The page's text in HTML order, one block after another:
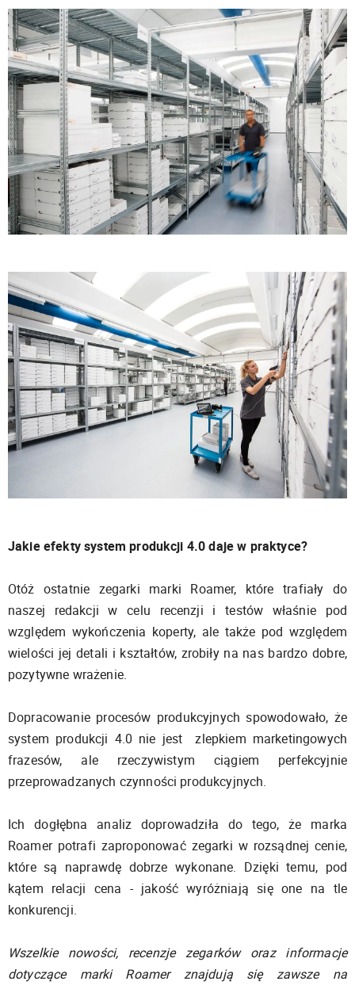
Jakie efekty system produkcji 4.0 daje w praktyce?
Otóż ostatnie zegarki marki Roamer, które trafiały do
naszej redakcji w celu recenzji i testów właśnie pod
względem wykończenia koperty, ale także pod względem
wielości jej detali i kształtów, zrobiły na nas bardzo dobre,
pozytywne wrażenie.
Dopracowanie procesów produkcyjnych spowodowało, że
system produkcji 4.0 nie jest zlepkiem marketingowych
frazesów, ale rzeczywistym ciągiem perfekcyjnie
przeprowadzanych czynności produkcyjnych.
Ich dogłębna analiz doprowadziła do tego, że marka
Roamer potrafi zaproponować zegarki w rozsądnej cenie,
które są naprawdę dobrze wykonane. Dzięki temu, pod
kątem relacji cena - jakość wyróżniają się one na tle
konkurencji.
Wszelkie nowości, recenzje zegarków oraz informacje
dotyczące marki Roamer znajdują się zawsze na